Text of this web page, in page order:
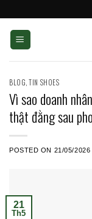
content
BLOG,TIN SHOES
Vì sao doanh
thật đằng sau
POSTED ON 21/05/2026
21
Th5